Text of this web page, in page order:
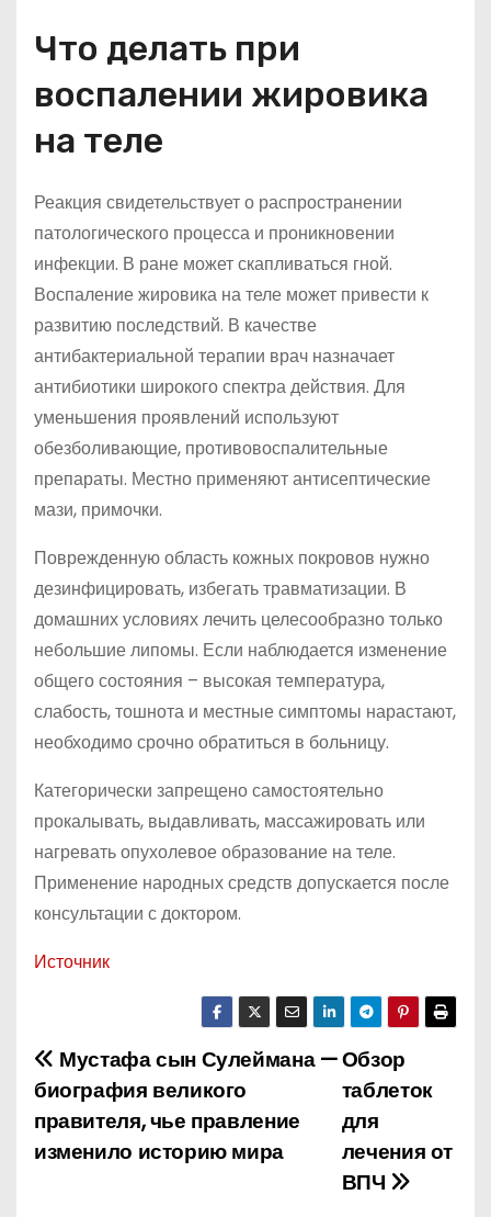
Что делать при
воспалении жировика
на теле
Реакция свидетельствует о распространении
патологического процесса и проникновении
инфекции. В ране может скапливаться гной.
Воспаление жировика на теле может привести к
развитию последствий. В качестве
антибактериальной терапии врач назначает
антибиотики широкого спектра действия. Для
уменьшения проявлений используют
обезболивающие, противовоспалительные
препараты. Местно применяют антисептические
мази, примочки.
Поврежденную область кожных покровов нужно
дезинфицировать, избегать травматизации. В
домашних условиях лечить целесообразно только
небольшие липомы. Если наблюдается изменение
общего состояния – высокая температура,
слабость, тошнота и местные симптомы нарастают,
необходимо срочно обратиться в больницу.
Категорически запрещено самостоятельно
прокалывать, выдавливать, массажировать или
нагревать опухолевое образование на теле.
Применение народных средств допускается после
консультации с доктором.
Источник
Н
а
в
Обзор
таблеток
для
лечения от
ВПЧ
Мустафа сын Сулеймана —
биография великого
правителя, чье правление
изменило историю мира